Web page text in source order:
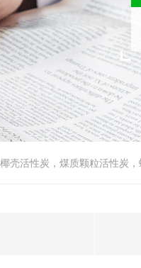
椰壳活性炭 ， 煤质颗粒活性炭 ，